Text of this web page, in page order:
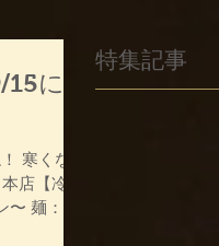
15に
店【冷製
特集記事